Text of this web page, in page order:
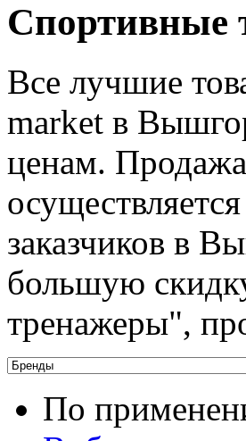
Спортивные
Все лучшие
market в
ценам.
заказчиков в
большую
тренажеры",
По